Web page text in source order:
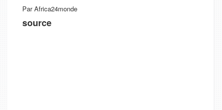
Par Africa24monde
source